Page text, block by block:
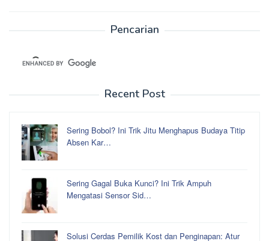
Pencarian
Recent Post
Sering Bobol? Ini Trik Jitu Menghapus Budaya Titip
Absen Kar…
Sering Gagal Buka Kunci? Ini Trik Ampuh
Mengatasi Sensor Sid…
Solusi Cerdas Pemilik Kost dan Penginapan: Atur